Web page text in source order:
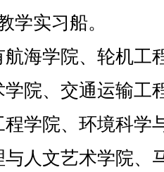
学实习船。
海学院、轮机工
学院、交通运输工
程学院、环境科学
人文艺术学院、